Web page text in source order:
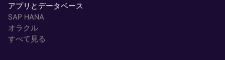
アプリとデータベース
SAP HANA
オラクル
すべて見る